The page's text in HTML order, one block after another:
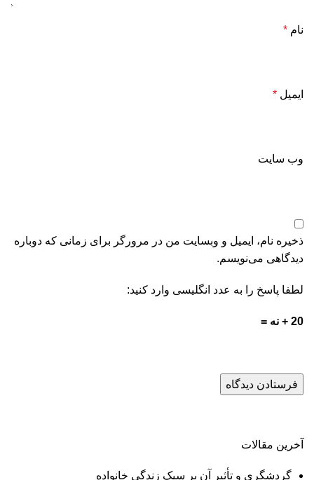
نام *
ایمیل *
وب‌ سایت
ذخیره نام، ایمیل و وبسایت من در مرورگر برای زمانی که دوباره
دیدگاهی می‌نویسم.
لطفا پاسخ را به عدد انگلیسی وارد کنید:
20 + نه =
آخرین مقالات
گردشگری و تأثیر آن بر سبک زندگی خانواده